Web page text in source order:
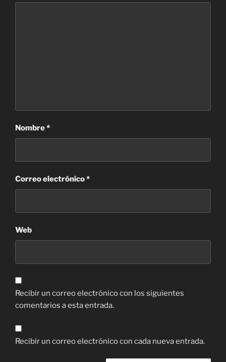
Nombre*
Correo electrónico*
Web
Recibir un correo electrónico con los siguientes
comentarios a esta entrada.
Recibir un correo electrónico con cada nueva entrada.